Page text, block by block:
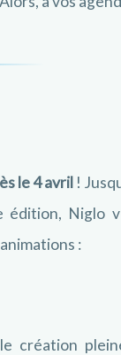
le 4 avril !
Niglo
:
création